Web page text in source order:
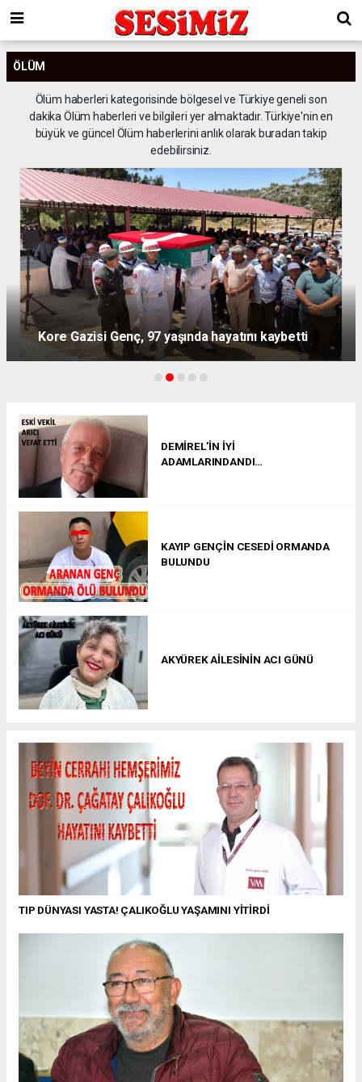
ÖLÜM
Ölüm haberleri kategorisinde bölgesel ve Türkiye geneli son
dakika Ölüm haberleri ve bilgileri yer almaktadır. Türkiye'nin en
büyük ve güncel Ölüm haberlerini anlık olarak buradan takip
edebilirsiniz.
Kore Gazisi Genç, 97 yaşında hayatını kaybetti
DEMİREL’İN İYİ
ADAMLARINDANDI…
KAYIP GENÇİN CESEDİ ORMANDA
BULUNDU
AKYÜREK AİLESİNİN ACI GÜNÜ
TIP DÜNYASI YASTA! ÇALIKOĞLU YAŞAMINI YİTİRDİ